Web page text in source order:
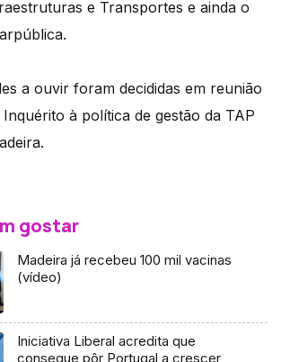
e Transportes e ainda o
a ouvir foram decididas em reunião
Inquérito à política de gestão da TAP
gostar
Madeira já recebeu 100 mil vacinas
(vídeo)
Iniciativa Liberal acredita que
consegue pôr Portugal a crescer